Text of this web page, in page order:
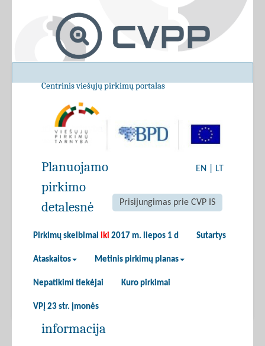
Centrinis viešųjų pirkimų portalas
EN LT
Prisijungimas prie CVP IS
Pirkimų skelbimai iki 2017 m. liepos 1 d Sutartys
Ataskaitos Metinis pirkimų planas
Nepatikimi tiekėjai Kuro pirkimai
VPĮ 23 str. įmonės
Planuojamo
pirkimo
detalesnė
informacija